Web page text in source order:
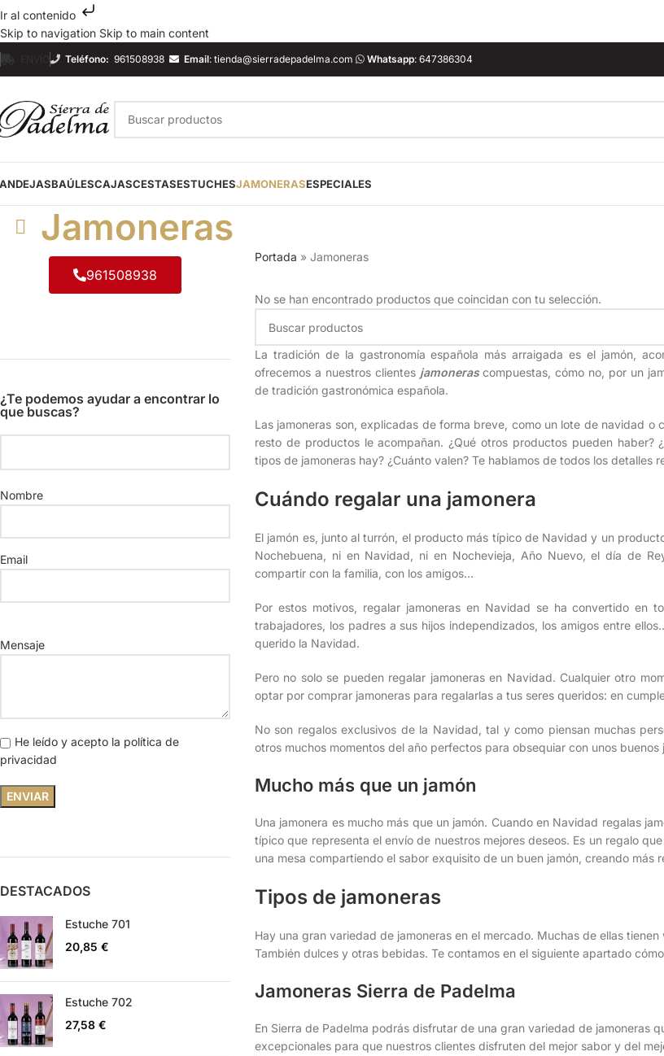
Ir al contenido
Skip to navigation Skip to main content
Teléfono: 961508938 Email: tienda@sierradepadelma.com Whatsapp: 647386304
BAÚLESCAJASCESTASESTUCHESJAMONERASESPECIALES
Jamoneras
961508938
¿Te podemos ayudar a encontrar lo
que buscas?
Nombre
Email
favor,
vacío.
Mensaje
He leído y acepto la política de
privacidad
DESTACADOS
Estuche 701
20,85 €
Estuche 702
27,58 €
Portada » Jamoneras
No se han encontrado productos que coincidan con tu selección.
La tradición de la gastronomía española más arraigada es el jamón,
ofrecemos a nuestros clientes jamonerascompuestas, cómo no, por un
de tradición gastronómica española.
Las jamoneras son, explicadas de forma breve, como un lote de navidad
resto de productos le acompañan. ¿Qué otros productos pueden haber?
tipos de jamoneras hay? ¿Cuánto valen? Te hablamos de todos los detalles
Cuándo regalar una jamonera
El jamón es, junto al turrón, el producto más típico de Navidad y un
Nochebuena, ni en Navidad, ni en Nochevieja, Año Nuevo, el día de
compartir con la familia, con los amigos…
Por estos motivos, regalar jamoneras en Navidad se ha convertido en
trabajadores, los padres a sus hijos independizados, los amigos entre
querido la Navidad.
Pero no solo se pueden regalar jamoneras en Navidad. Cualquier otro
optar por comprar jamoneras para regalarlas a tus seres queridos: en
No son regalos exclusivos de la Navidad, tal y como piensan muchas
otros muchos momentos del año perfectos para obsequiar con unos buenos
Mucho más que un jamón
Una jamonera es mucho más que un jamón. Cuando en Navidad regalas
típico que representa el envío de nuestros mejores deseos. Es un regalo
una mesa compartiendo el sabor exquisito de un buen jamón, creando más
Tipos de jamoneras
Hay una gran variedad de jamoneras en el mercado. Muchas de ellas
También dulces y otras bebidas. Te contamos en el siguiente apartado
Jamoneras Sierra de Padelma
En Sierra de Padelma podrás disfrutar de una gran variedad de jamoneras
excepcionales para que nuestros clientes disfruten del mejor sabor y del